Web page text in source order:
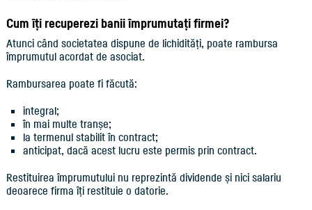
Cum îți recuperezi banii împrumutați firmei?
Atunci când societatea dispune de lichidități, poate rambursa
împrumutul acordat de asociat.
Rambursarea poate fi făcută:
integral;
în mai multe tranșe;
la termenul stabilit în contract;
anticipat, dacă acest lucru este permis prin contract.
Restituirea împrumutului nu reprezintă dividende și nici salariu
deoarece firma îți restituie o datorie.